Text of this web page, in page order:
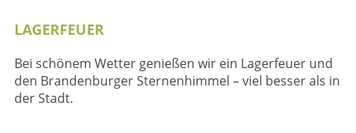
LAGERFEUER
Bei schönem Wetter genießen wir ein Lagerfeuer und
den Brandenburger Sternenhimmel – viel besser als in
der Stadt.